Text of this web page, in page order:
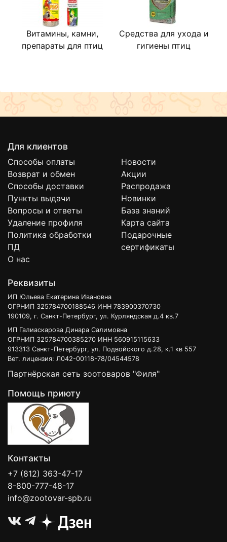
Витамины, камни,
препараты для птиц
Средства для ухода и
гигиены птиц
Для клиентов
Способы оплаты
Возврат и обмен
Способы доставки
Пункты выдачи
Вопросы и ответы
Удаление профиля
Политика обработки
ПД
О нас
Новости
Акции
Распродажа
Новинки
База знаний
Карта сайта
Подарочные
сертификаты
Реквизиты
ИП Юльева Екатерина Ивановна
ОГРНИП 325784700188546 ИНН 783900370730
190109, г. Санкт-Петербург, ул. Курляндская д.4 кв.7
ИП Галиаскарова Динара Салимовна
ОГРНИП 325784700385270 ИНН 560915115633
913313 Санкт-Петербург, ул. Подвойского д.28, к.1 кв 557
Вет. лицензия: Л042-00118-78/04544578
Партнёрская сеть зоотоваров "Филя"
Помощь приюту
Контакты
+7 (812) 363-47-17
8-800-777-48-17
info@zootovar-spb.ru